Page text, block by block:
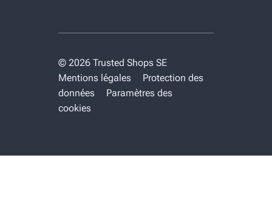
© 2026 Trusted Shops SE
Mentions légales
Protection des
données
Paramètres des
cookies